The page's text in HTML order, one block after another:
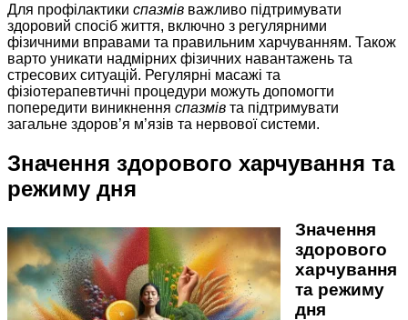
Для профілактики спазмів важливо підтримувати
здоровий спосіб життя, включно з регулярними
фізичними вправами та правильним харчуванням. Також
варто уникати надмірних фізичних навантажень та
стресових ситуацій. Регулярні масажі та
фізіотерапевтичні процедури можуть допомогти
попередити виникнення спазмів та підтримувати
загальне здоров’я м’язів та нервової системи.
Значення здорового харчування та
режиму дня
Значення
здорового
харчування
та режиму
дня